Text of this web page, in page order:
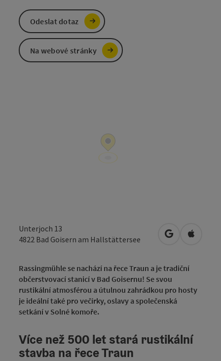
Unterjoch 13
4822 Bad Goisern am Hallstättersee Otevřít vOtevřít
Rassingmühle se nachází na řece Traun a je tradiční
občerstvovací stanicí v Bad Goisernu! Se svou
rustikální atmosférou a útulnou zahrádkou pro hosty
je ideální také pro večírky, oslavy a společenská
setkání v Solné komoře.
Více než 500 let stará rustikální
stavba na řece Traun
Odeslat dotaz
Na webové stránky